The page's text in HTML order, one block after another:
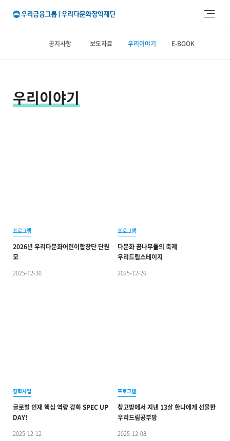
본문 바로가기
주메뉴 바로가기
공지사항 보도자료 우리이야기 E-BOOK
우리이야기
프로그램
2026년 우리다문화어린이합창단 단원
모
2025-12-30
프로그램
다문화 꿈나무들의 축제
우리드림스테이지
2025-12-26
장학사업
글로벌 인재 핵심 역량 강화 SPEC UP
DAY!
2025-12-12
프로그램
창고방에서 지낸 13살 한나에게 선물한
우리드림공부방
2025-12-08